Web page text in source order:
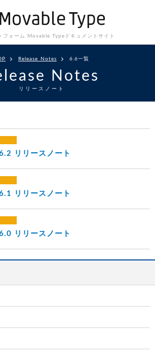
フォーム Movable Type ドキュメントサイト
Release Notes 6.6一覧
Notes
リリースノート
リリースノート
リリースノート
リリースノート